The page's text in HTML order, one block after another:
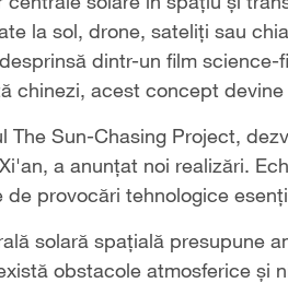
la sol, drone, sateliți sau
dintr-un film
chinezi, acest concept
The Sun-Chasing Project,
a anunțat noi realizări.
de provocări tehnologice
solară spațială presupune
obstacole atmosferice și